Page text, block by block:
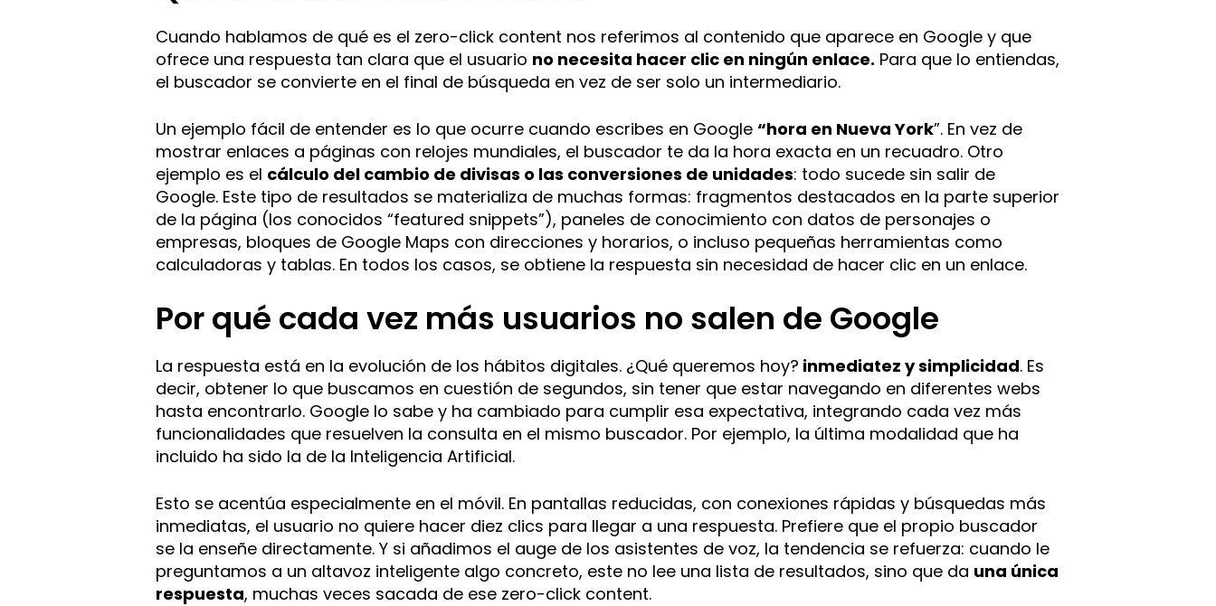
Cuando hablamos de qué es el zero-click content nos referimos al contenido que aparece en Google y que
ofrece una respuesta tan clara que el usuario no necesita hacer clic en ningún enlace. Para que lo entiendas,
el buscador se convierte en el final de búsqueda en vez de ser solo un intermediario.
Un ejemplo fácil de entender es lo que ocurre cuando escribes en Google “hora en Nueva York”. En vez de
mostrar enlaces a páginas con relojes mundiales, el buscador te da la hora exacta en un recuadro. Otro
ejemplo es el cálculo del cambio de divisas o las conversiones de unidades: todo sucede sin salir de
Google. Este tipo de resultados se materializa de muchas formas: fragmentos destacados en la parte superior
de la página (los conocidos “featured snippets”), paneles de conocimiento con datos de personajes o
empresas, bloques de Google Maps con direcciones y horarios, o incluso pequeñas herramientas como
calculadoras y tablas. En todos los casos, se obtiene la respuesta sin necesidad de hacer clic en un enlace.
Por qué cada vez más usuarios no salen de Google
La respuesta está en la evolución de los hábitos digitales. ¿Qué queremos hoy? inmediatez y simplicidad. Es
decir, obtener lo que buscamos en cuestión de segundos, sin tener que estar navegando en diferentes webs
hasta encontrarlo. Google lo sabe y ha cambiado para cumplir esa expectativa, integrando cada vez más
funcionalidades que resuelven la consulta en el mismo buscador. Por ejemplo, la última modalidad que ha
incluido ha sido la de la Inteligencia Artificial.
Esto se acentúa especialmente en el móvil. En pantallas reducidas, con conexiones rápidas y búsquedas más
inmediatas, el usuario no quiere hacer diez clics para llegar a una respuesta. Prefiere que el propio buscador
se la enseñe directamente. Y si añadimos el auge de los asistentes de voz, la tendencia se refuerza: cuando le
preguntamos a un altavoz inteligente algo concreto, este no lee una lista de resultados, sino que da una única
respuesta, muchas veces sacada de ese zero-click content.